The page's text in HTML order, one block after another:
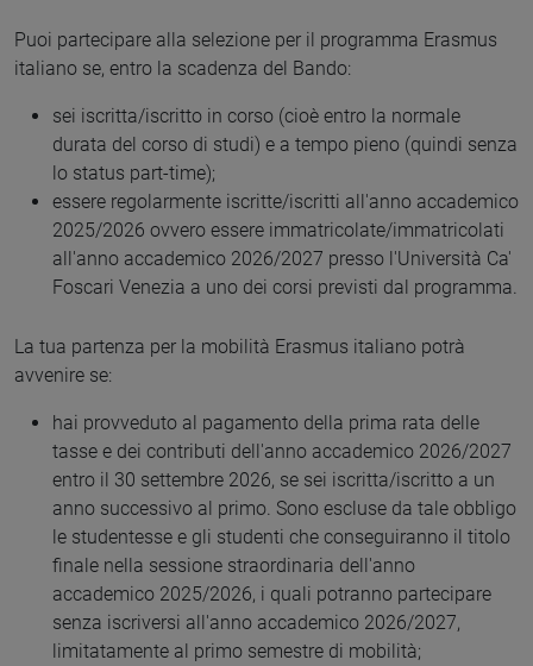
Puoi partecipare alla selezione per il programma Erasmus
italiano se, entro la scadenza del Bando:
sei iscritta/iscritto in corso (cioè entro la normale
durata del corso di studi) e a tempo pieno (quindi senza
lo status part-time);
essere regolarmente iscritte/iscritti all'anno accademico
2025/2026 ovvero essere immatricolate/immatricolati
all'anno accademico 2026/2027 presso l'Università Ca'
Foscari Venezia a uno dei corsi previsti dal programma.
La tua partenza per la mobilità Erasmus italiano potrà
avvenire se:
hai provveduto al pagamento della prima rata delle
tasse e dei contributi dell'anno accademico 2026/2027
entro il 30 settembre 2026, se sei iscritta/iscritto a un
anno successivo al primo. Sono escluse da tale obbligo
le studentesse e gli studenti che conseguiranno il titolo
finale nella sessione straordinaria dell'anno
accademico 2025/2026, i quali potranno partecipare
senza iscriversi all'anno accademico 2026/2027,
limitatamente al primo semestre di mobilità;